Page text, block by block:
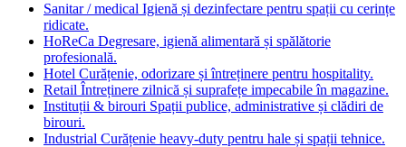
Sanitar / medical Igienă și dezinfectare pentru spații cu cerințe
ridicate.
HoReCa Degresare, igienă alimentară și spălătorie
profesională.
Hotel Curățenie, odorizare și întreținere pentru hospitality.
Retail Întreținere zilnică și suprafețe impecabile în magazine.
Instituții & birouri Spații publice, administrative și clădiri de
birouri.
Industrial Curățenie heavy-duty pentru hale și spații tehnice.